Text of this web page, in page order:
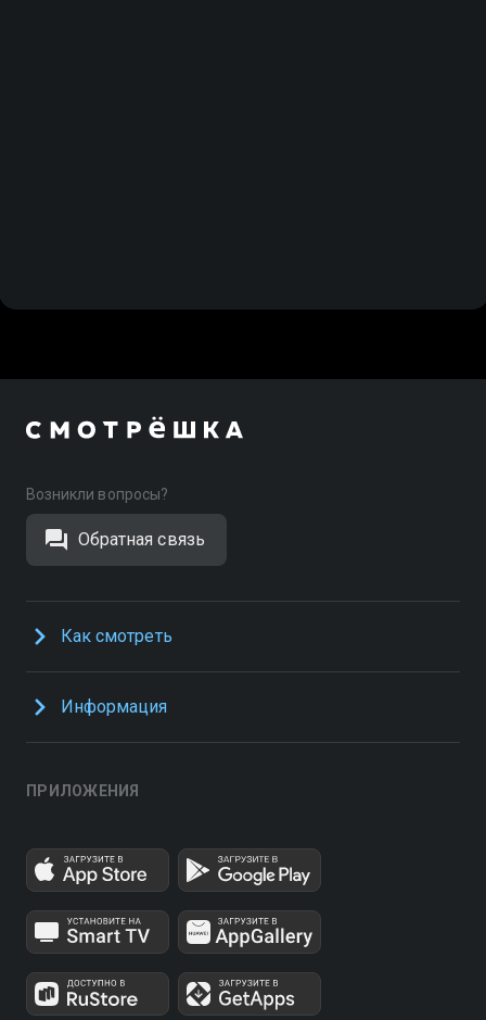
Возникли вопросы?
Обратная связь
Как смотреть
Информация
ПРИЛОЖЕНИЯ